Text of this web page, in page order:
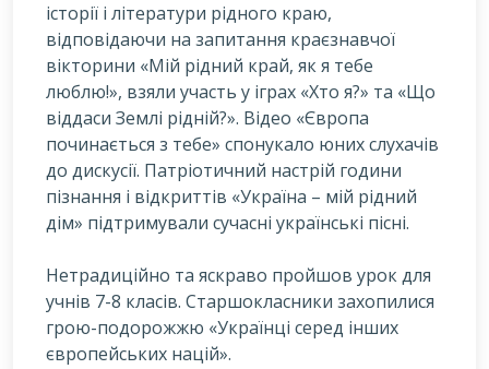
історії і літератури рідного краю,
відповідаючи на запитання краєзнавчої
вікторини «Мій рідний край, як я тебе
люблю!», взяли участь у іграх «Хто я?» та «Що
віддаси Землі рідній?». Відео «Європа
починається з тебе» спонукало юних слухачів
до дискусії. Патріотичний настрій години
пізнання і відкриттів «Україна – мій рідний
дім» підтримували сучасні українські пісні.
Нетрадиційно та яскраво пройшов урок для
учнів 7-8 класів. Старшокласники захопилися
грою-подорожжю «Українці серед інших
європейських націй».